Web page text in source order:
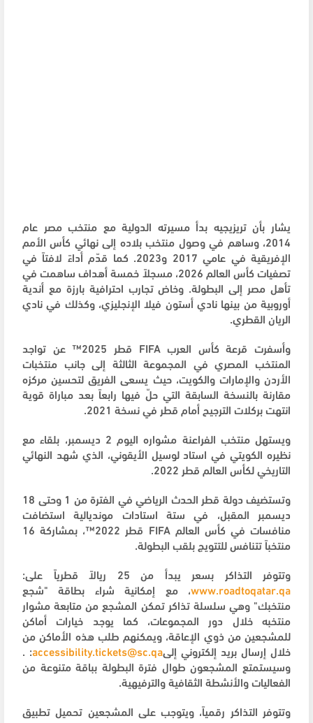
يشار بأن تريزيجيه بدأ مسيرته الدولية مع منتخب مصر عام
2014، وساهم في وصول منتخب بلاده إلى نهائي كأس الأمم
الإفريقية في عامي 2017 و2023. كما قدّم أداءً لافتاً في
تصفيات كأس العالم 2026، مسجلاً خمسة أهداف ساهمت في
تأهل مصر إلى البطولة. وخاض تجارب احترافية بارزة مع أندية
أوروبية من بينها نادي أستون فيلا الإنجليزي، وكذلك في نادي
الريان القطري.
وأسفرت قرعة كأس العرب FIFA
قطر 2025™️ عن تواجد
المنتخب المصري في المجموعة الثالثة إلى جانب منتخبات
الأردن والإمارات والكويت، حيث يسعى الفريق لتحسين مركزه
مقارنة بالنسخة السابقة التي حلّ فيها رابعاً بعد مباراة قوية
انتهت بركلات الترجيح أمام قطر في نسخة 2021.
ويستهل منتخب الفراعنة مشواره اليوم 2 ديسمبر، بلقاء مع
نظيره الكويتي في استاد لوسيل الأيقوني، الذي شهد النهائي
التاريخي لكأس العالم قطر 2022.
وتستضيف دولة قطر الحدث الرياضي في الفترة من 1 وحتى 18
ديسمبر المقبل، في ستة استادات مونديالية استضافت
منافسات في كأس العالم FIFA
قطر 2022™، بمشاركة 16
منتخباً تتنافس للتتويج بلقب البطولة.
وتتوفر التذاكر بسعر يبدأ من 25 ريالاً قطرياً على:
www.roadtoqatar.qa، مع إمكانية شراء بطاقة "شجع
منتخبك" وهي سلسلة تذاكر تمكن المشجع من متابعة مشوار
منتخبه خلال دور المجموعات، كما يوجد خيارات أماكن
للمشجعين من ذوي الإعاقة، ويمكنهم طلب هذه الأماكن من
خلال إرسال بريد إلكتروني إلىaccessibility.tickets@sc.qa
:
.
وسيستمتع المشجعون طوال فترة البطولة بباقة متنوعة من
الفعاليات والأنشطة الثقافية والترفيهية.
وتتوفر التذاكر رقمياً، ويتوجب على المشجعين تحميل تطبيق